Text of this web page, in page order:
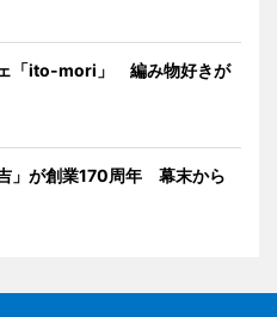
「ito-mori」 編み物好きが
」が創業170周年 幕末から